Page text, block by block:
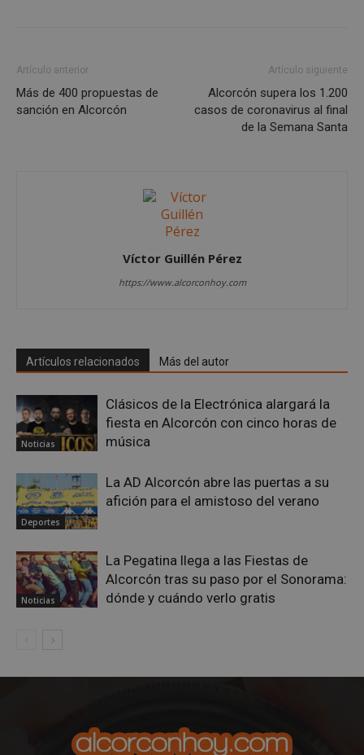
Artículo anterior
Más de 400 propuestas de
sanción en Alcorcón
Artículo siguiente
Alcorcón supera los 1.200
casos de coronavirus al final
de la Semana Santa
Víctor Guillén Pérez
https://www.alcorconhoy.com
Artículos relacionados Más del autor
Noticias
Clásicos de la Electrónica alargará la
fiesta en Alcorcón con cinco horas de
música
Deportes
La AD Alcorcón abre las puertas a su
afición para el amistoso del verano
Noticias
La Pegatina llega a las Fiestas de
Alcorcón tras su paso por el Sonorama:
dónde y cuándo verlo gratis
VISITOR_PRIVACY_METADATA
YouTube
5 meses 4